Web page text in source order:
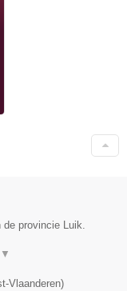
provincie Luik.
▼
Vlaanderen)